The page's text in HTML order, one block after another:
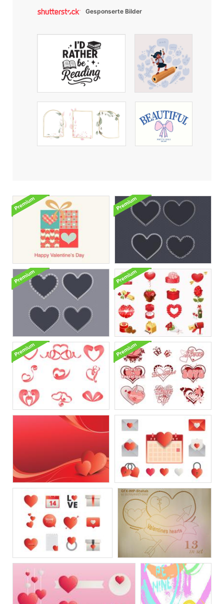
Gesponserte Bilder